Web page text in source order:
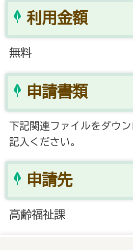
利用金額
無料
申請書類
下記関連ファイルをダウ
記入ください。
申請先
高齢福祉課